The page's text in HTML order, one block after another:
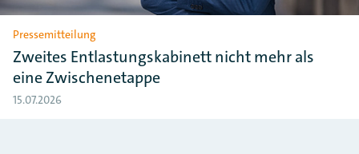
Pressemitteilung
Zweites Entlastungskabinett nicht mehr als
eine Zwischenetappe
15.07.2026